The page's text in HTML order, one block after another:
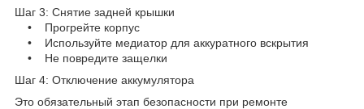
Шаг 3: Снятие задней крышки
• Прогрейте корпус
• Используйте медиатор для аккуратного вскрытия
• Не повредите защелки
Шаг 4: Отключение аккумулятора
Это обязательный этап безопасности при ремонте